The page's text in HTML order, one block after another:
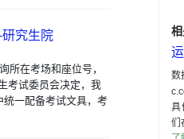
究生院
所在考场和座位号，
考试委员会决定，我
一配备考试文具，考
数
具
们